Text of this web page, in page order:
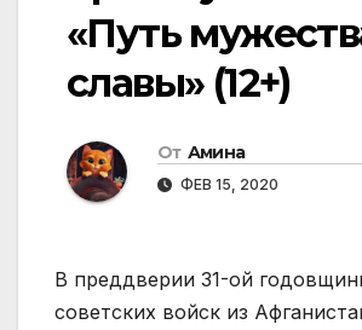
«Путь
славы» (12+)
От Амина
ФЕВ 15, 2020
В преддверии 31-ой
советских войск из